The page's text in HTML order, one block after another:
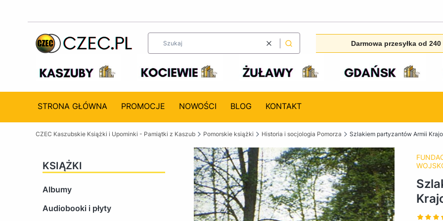
WyczyśćSzukaj Darmowa przesyłka od 240
STRONA GŁÓWNA PROMOCJE NOWOŚCI BLOG KONTAKT
CZEC Kaszubskie Książki i Upominki - Pamiątki z Kaszub Pomorskie książki Historia i socjologia Pomorza Szlakiem partyzantów Armii
KSIĄŻKI
Albumy
Audiobooki i płyty